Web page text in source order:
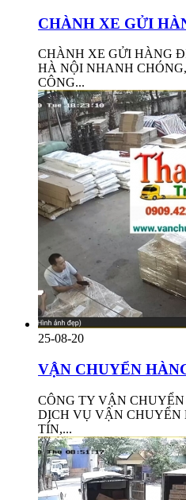
CHÀNH XE GỬI
CHÀNH XE GỬI HÀNG
HÀ NỘI NHANH
CÔNG...
25-08-20
VẬN CHUYỂN
CÔNG TY VẬN
DỊCH VỤ VẬN CHUYỂN
TÍN,...